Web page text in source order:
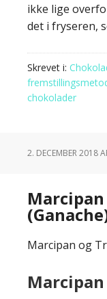
ikke lige
det i fryseren,
Skrevet i:
chokolader
2. DECEMBER 2018
Marcipan og
Marcipan